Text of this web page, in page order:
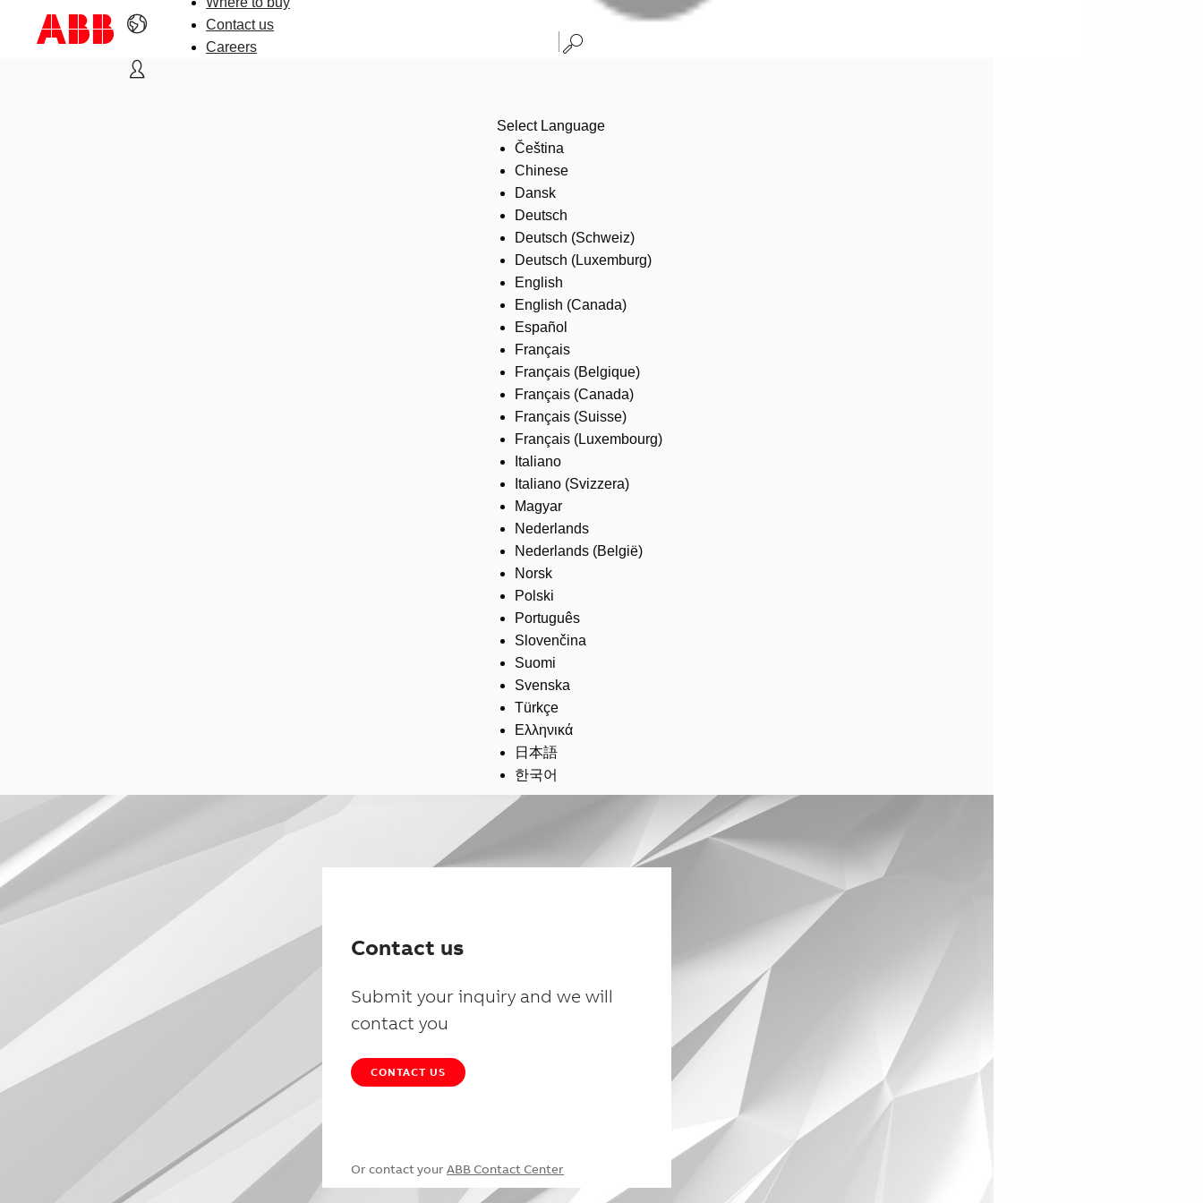
Contact us
Careers
Select Language
Čeština
Chinese
Dansk
Deutsch
Deutsch (Schweiz)
Deutsch (Luxemburg)
English
English (Canada)
Español
Français
Français (Belgique)
Français (Canada)
Français (Suisse)
Français (Luxembourg)
Italiano
Italiano (Svizzera)
Magyar
Nederlands
Nederlands (België)
Norsk
Polski
Português
Slovenčina
Suomi
Svenska
Türkçe
Ελληνικά
日本語
한국어
Contact us
Submit your inquiry and we will
contact you
CONTACT US
Or contact your ABB Contact Center